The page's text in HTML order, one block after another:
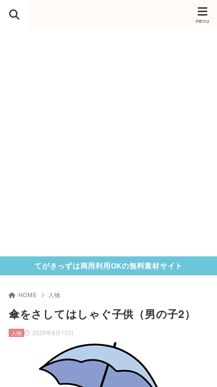
てがきっずは商用利用OKの無料素材サイト
HOME 人物
傘をさしてはしゃぐ子供（男の子2）
2025年9月13日
人物